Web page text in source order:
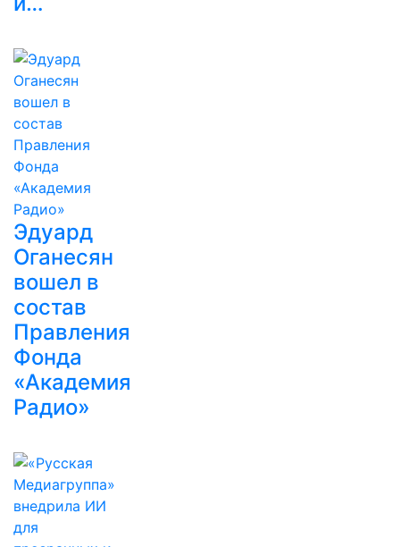
Эдуард
Оганесян
вошел в
состав
Правления
Фонда
«Академия
Радио»